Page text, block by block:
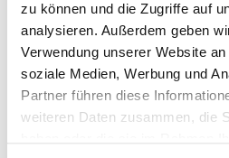
zu können und die Zugriffe auf
analysieren. Außerdem geben
Verwendung unserer Website
soziale Medien, Werbung und
Partner führen diese
weiteren Daten zusammen, die